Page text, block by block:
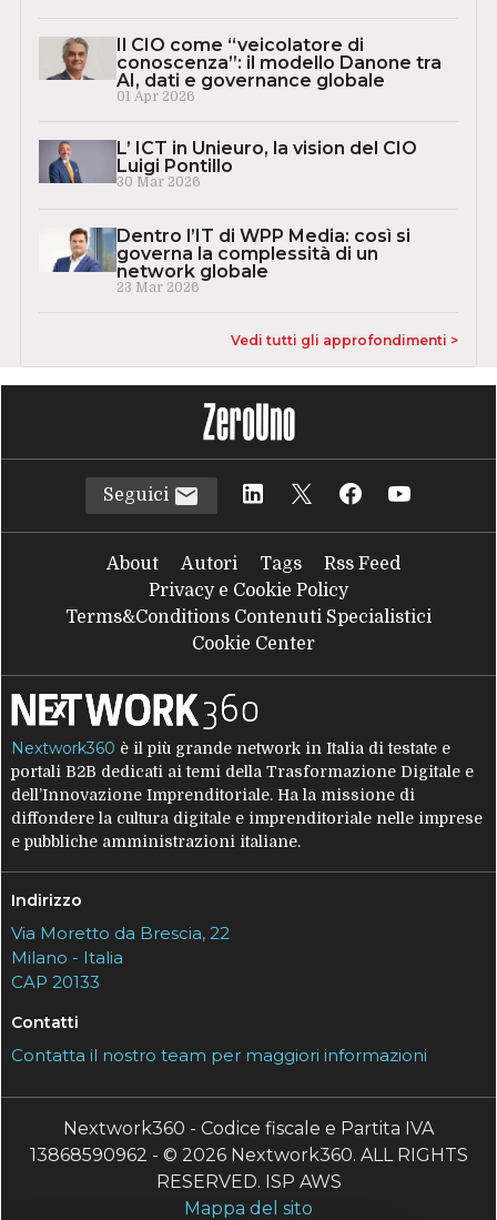
Il CIO come “veicolatore di
conoscenza”: il modello Danone tra
AI, dati e governance globale
01 Apr 2026
L’ ICT in Unieuro, la vision del CIO
Luigi Pontillo
30 Mar 2026
Dentro l’IT di WPP Media: così si
governa la complessità di un
network globale
23 Mar 2026
Vedi tutti gli approfondimenti >
Seguici
About Autori Tags
Rss Feed
Privacy e Cookie Policy
Terms&Conditions Contenuti Specialistici
Cookie Center
Nextwork360 è il più grande network in Italia di testate e
portali B2B dedicati ai temi della Trasformazione Digitale e
dell’Innovazione Imprenditoriale. Ha la missione di
diffondere la cultura digitale e imprenditoriale nelle imprese
e pubbliche amministrazioni italiane.
Indirizzo
Via Moretto da Brescia, 22
Milano - Italia
CAP 20133
Contatti
Contatta il nostro team per maggiori informazioni
Nextwork360 - Codice fiscale e Partita IVA
13868590962 - © 2026 Nextwork360. ALL RIGHTS
RESERVED. ISP AWS
Mappa del sito